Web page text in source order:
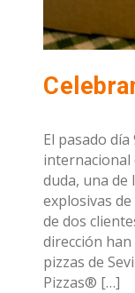
El pasado
internacional
duda, una de
explosivas
de dos
dirección
pizzas de
Pizzas® […]